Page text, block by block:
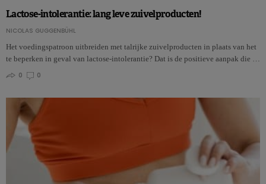
Lactose-intolerantie: lang leve zuivelproducten!
NICOLAS GUGGENBÜHL
Het voedingspatroon uitbreiden met talrijke zuivelproducten in plaats van het
te beperken in geval van lactose-intolerantie? Dat is de positieve aanpak die …
0
0